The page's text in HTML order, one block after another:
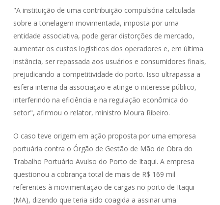
"A instituição de uma contribuição compulsória calculada
sobre a tonelagem movimentada, imposta por uma
entidade associativa, pode gerar distorções de mercado,
aumentar os custos logísticos dos operadores e, em última
instância, ser repassada aos usuários e consumidores finais,
prejudicando a competitividade do porto. Isso ultrapassa a
esfera interna da associação e atinge o interesse público,
interferindo na eficiência e na regulação econômica do
setor", afirmou o relator, ministro Moura Ribeiro.
O caso teve origem em ação proposta por uma empresa
portuária contra o Órgão de Gestão de Mão de Obra do
Trabalho Portuário Avulso do Porto de Itaqui. A empresa
questionou a cobrança total de mais de R$ 169 mil
referentes à movimentação de cargas no porto de Itaqui
(MA), dizendo que teria sido coagida a assinar uma